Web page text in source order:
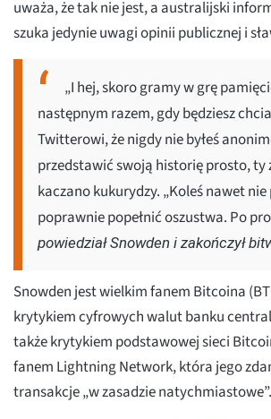
uważa, że tak nie jest, a australijski
szuka jedynie uwagi opinii publicznej i
„I hej, skoro gramy w grę
następnym razem, gdy będziesz
Twitterowi, że nigdy nie byłeś
przedstawić swoją historię prosto, ty
kaczano kukurydzy. „Koleś nawet
poprawnie popełnić oszustwa. Po
powiedział Snowden i zakończył
Snowden jest wielkim fanem Bitcoina
krytykiem cyfrowych walut banku
także krytykiem podstawowej sieci
fanem Lightning Network, która jego
transakcje „w zasadzie natychmiastowe”.